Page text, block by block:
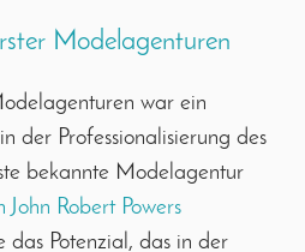
Modelagenturen
war ein
der Professionalisierung des
bekannte Modelagentur
Robert Powers
Potenzial, das in der